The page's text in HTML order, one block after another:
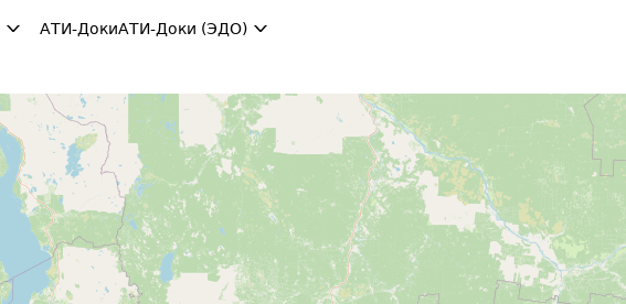
АТИ-ДокиАТИ-Доки (ЭДО)